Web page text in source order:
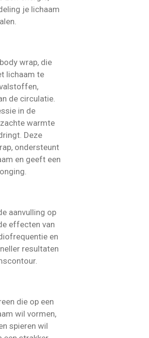
je lichaam
wrap, die
lichaam te
de circulatie.
in de
warmte
Deze
ondersteunt
en geeft een
aanvulling op
effecten van
en
resultaten
die op een
wil vormen,
spieren wil